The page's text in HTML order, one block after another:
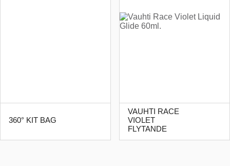
360° KIT BAG
VAUHTI RACE
VIOLET
FLYTANDE